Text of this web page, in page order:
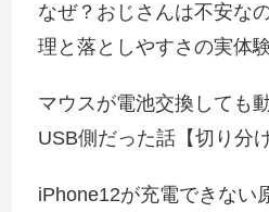
なぜ？おじさんは不安な
理と落としやすさの実体
マウスが電池交換しても
USB側だった話【切り分
iPhone12が充電できない